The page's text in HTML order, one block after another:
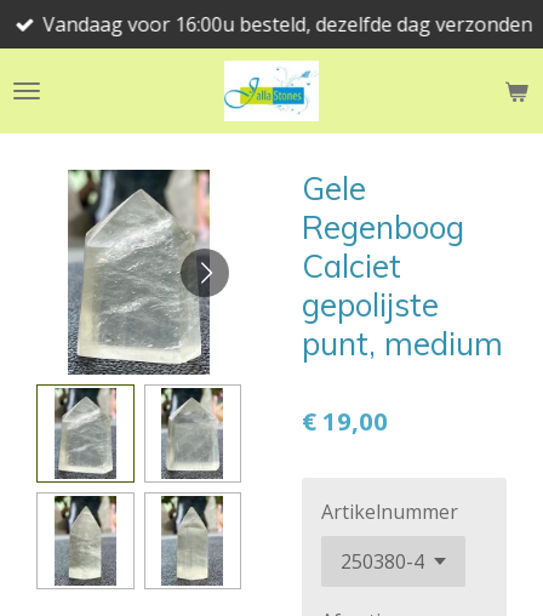
Ga
direct
naar
Vandaag voor 16:00u besteld, dezelfde dag verzonden
Gele
Regenboog
Calciet
gepolijste
punt, medium
€ 19,00
Artikelnummer